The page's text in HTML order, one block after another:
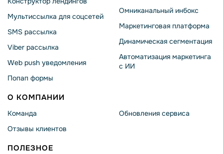
Мультиссылка для соцсетей
SMS рассылка
Viber рассылка
Web push уведомления
Попап формы
Омниканальный инбокс
Маркетинговая платформа
Динамическая сегментация
Автоматизация маркетинга
с ИИ
О КОМПАНИИ
Команда
Отзывы клиентов
Обновления сервиса
ПОЛЕЗНОЕ